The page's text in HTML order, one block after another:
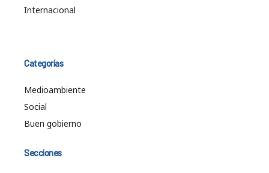
Internacional
Categorías
Medioambiente
Social
Buen gobierno
Secciones